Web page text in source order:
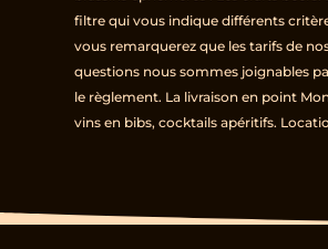
filtre qui vous indique différents
vous remarquerez que les tarifs de
questions nous sommes joignables
le règlement. La livraison en point
vins en bibs, cocktails apéritifs.